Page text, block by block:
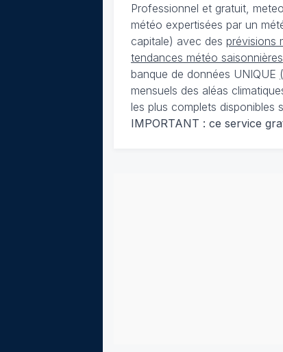
Professionnel et gratuit,
météo expertisées par un
capitale) avec des prévisions
tendances météo saisonnières
banque de données UNIQUE (
mensuels des aléas
les plus complets disponibles
IMPORTANT : ce service